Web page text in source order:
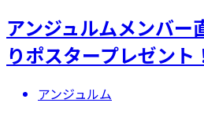
アンジュルムメンバー
りポスタープレゼント
アンジュルム